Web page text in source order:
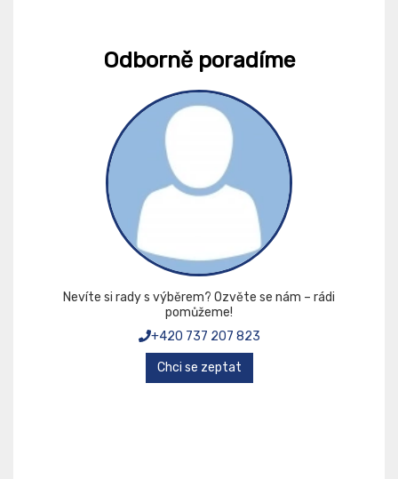
Odborně poradíme
Nevíte si rady s výběrem? Ozvěte se nám – rádi
pomůžeme!
+420 737 207 823
Chci se zeptat